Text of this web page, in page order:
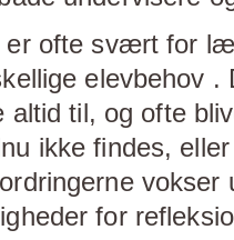
er ofte svært for
elevbehov
altid til, og ofte
ikke findes,
for